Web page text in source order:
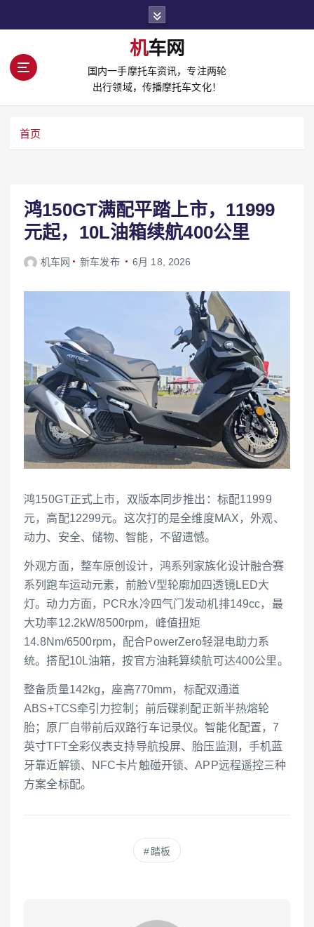
c
机车网
国内一手摩托车资讯，专注两轮
出行领域，传播摩托车文化！
首页
鸿150GT满配平踏上市，11999
元起，10L油箱续航400公里
机车网 新车发布 6月 18, 2026
鸿150GT正式上市，双版本同步推出：标配11999
元，高配12299元。这次打的是全维度MAX，外观、
动力、安全、储物、智能，不留遗憾。
外观方面，整车原创设计，鸿系列家族化设计融合赛
系列跑车运动元素，前脸V型轮廓加四透镜LED大
灯。动力方面，PCR水冷四气门发动机排149cc，最
大功率12.2kW/8500rpm，峰值扭矩
14.8Nm/6500rpm，配合PowerZero轻混电助力系
统。搭配10L油箱，按官方油耗算续航可达400公里。
整备质量142kg，座高770mm，标配双通道
ABS+TCS牵引力控制；前后碟刹配正新半热熔轮
胎；原厂自带前后双路行车记录仪。智能化配置，7
英寸TFT全彩仪表支持导航投屏、胎压监测，手机蓝
牙靠近解锁、NFC卡片触碰开锁、APP远程遥控三种
方案全标配。
踏板